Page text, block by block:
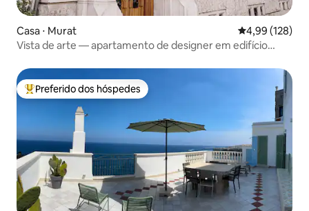
Casa ⋅ Murat 4,99 de uma
4,99 (128)
Vista de arte — apartamento de designer em edifício
Entre os melhores preferidos dos hóspedes
Preferido dos hóspedes